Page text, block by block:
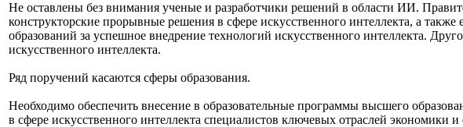
Не оставлены без внимания ученые и разработчики решений в области ИИ.
конструкторские прорывные решения в сфере искусственного интеллекта, а
образований за успешное внедрение технологий искусственного интеллекта.
искусственного интеллекта.
Ряд поручений касаются сферы образования.
Необходимо обеспечить внесение в образовательные программы высшего
в сфере искусственного интеллекта специалистов ключевых отраслей